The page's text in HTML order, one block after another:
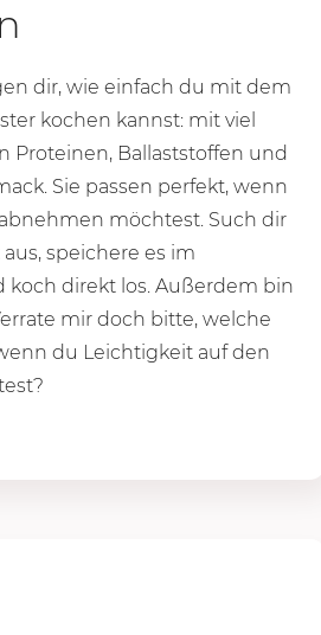
dir, wie einfach du mit dem
kochen kannst: mit viel
Proteinen, Ballaststoffen und
Sie passen perfekt, wenn
möchtest. Such dir
speichere es im
koch direkt los. Außerdem bin
mir doch bitte, welche
du Leichtigkeit auf den